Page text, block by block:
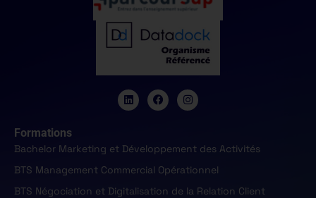
Formations
Bachelor Marketing et Développement des Activités
BTS Management Commercial Opérationnel
BTS Négociation et Digitalisation de la Relation Client